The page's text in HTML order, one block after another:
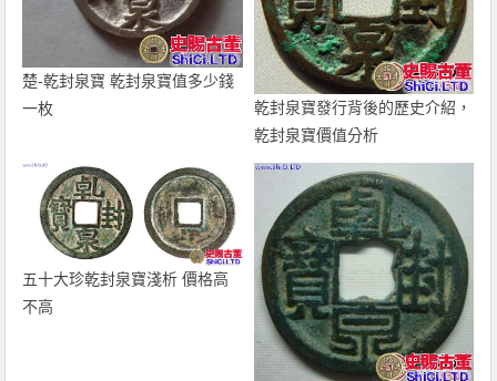
楚-乾封泉寶 乾封泉寶值多少錢
一枚
乾封泉寶發行背後的歷史介紹，
乾封泉寶價值分析
五十大珍乾封泉寶淺析 價格高
不高